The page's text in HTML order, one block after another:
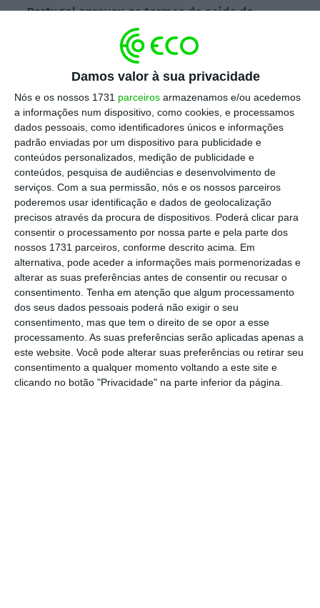
Damos valor à sua privacidade
Nós e os nossos 1731 parceiros armazenamos e/ou acedemos
a informações num dispositivo, como cookies, e processamos
dados pessoais, como identificadores únicos e informações
padrão enviadas por um dispositivo para publicidade e
conteúdos personalizados, medição de publicidade e
conteúdos, pesquisa de audiências e desenvolvimento de
serviços. Com a sua permissão, nós e os nossos parceiros
poderemos usar identificação e dados de geolocalização
precisos através da procura de dispositivos. Poderá clicar para
consentir o processamento por nossa parte e pela parte dos
nossos 1731 parceiros, conforme descrito acima. Em
alternativa, pode aceder a informações mais pormenorizadas e
alterar as suas preferências antes de consentir ou recusar o
consentimento. Tenha em atenção que algum processamento
dos seus dados pessoais poderá não exigir o seu
consentimento, mas que tem o direito de se opor a esse
processamento. As suas preferências serão aplicadas apenas a
este website. Você pode alterar suas preferências ou retirar seu
consentimento a qualquer momento voltando a este site e
clicando no botão "Privacidade" na parte inferior da página.
Portugal aprovou os termos de saída do
Professor Mário Centeno, acordada entre as
partes no quadro do regime de aposentação
ao abrigo do fundo de pensões existente no
Banco de Portugal para trabalhadores
admitidos até março de2009“. Mas esta
garantia deixa muitas pontas soltas, desde
logo as condições exatas em que Centeno
poderia apresentar o pedido de acesso à
reforma.
A instituição não explicou, por exemplo, qual
o valor da pensão, qual a fórmula de cálculo
aplicada, se existe algum complemento
associado à saída antecipada nem qual o
impacto atuarial concreto da decisão no
fundo de pensões. Também permanece por
esclarecer se o acordo corresponde apenas à
aplicação das regras internas do fundo de